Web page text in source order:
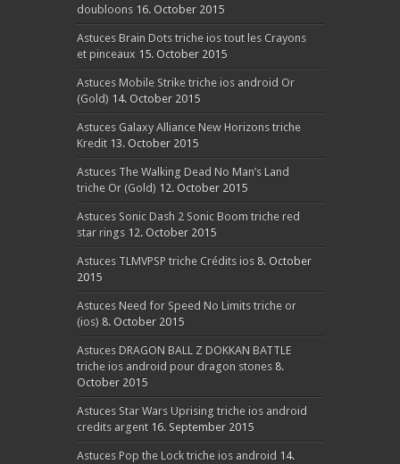
doubloons 16. October 2015
Astuces Brain Dots triche ios tout les Crayons
et pinceaux 15. October 2015
Astuces Mobile Strike triche ios android Or
(Gold) 14. October 2015
Astuces Galaxy Alliance New Horizons triche
Kredit 13. October 2015
Astuces The Walking Dead No Man’s Land
triche Or (Gold) 12. October 2015
Astuces Sonic Dash 2 Sonic Boom triche red
star rings 12. October 2015
Astuces TLMVPSP triche Crédits ios 8. October
2015
Astuces Need for Speed No Limits triche or
(ios) 8. October 2015
Astuces DRAGON BALL Z DOKKAN BATTLE
triche ios android pour dragon stones 8.
October 2015
Astuces Star Wars Uprising triche ios android
credits argent 16. September 2015
Astuces Pop the Lock triche ios android 14.